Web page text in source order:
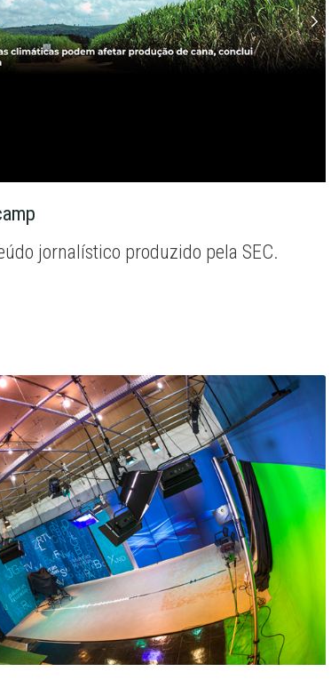
jornalístico produzido pela SEC.